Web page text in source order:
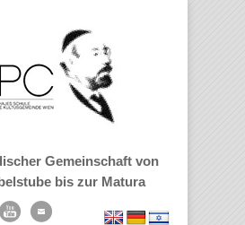
Gemeinschaft von
bis zur Matura